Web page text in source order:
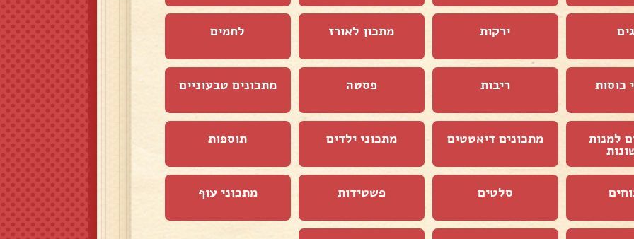
ירקות מתכון לאורז לחמים
כוסות ריבות פסטה מתכונים טבעוניים
למנות מתכונים דיאטטים מתכוני ילדים תוספות
סלטים פשטידות מתכוני עוף